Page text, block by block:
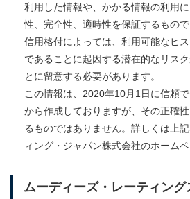
利用した情報や、かかる情報の利用
性、完全性、適時性を保証するもの
信用格付によっては、利用可能なヒ
であることに起因する潜在的なリス
とに留意する必要があります。
この情報は、2020年10月1日に信頼
から作成しておりますが、その正確
るものではありません。詳しくは上
ィング・ジャパン株式会社のホーム
ムーディーズ・レーティング